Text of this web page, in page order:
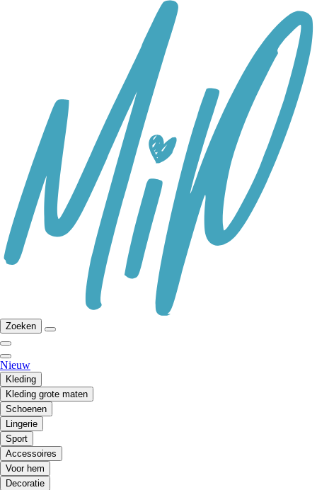
Zoeken
Nieuw
Kleding
Kleding grote maten
Schoenen
Lingerie
Sport
Accessoires
Voor hem
Decoratie